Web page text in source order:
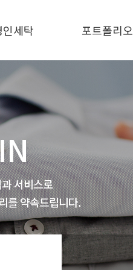
세탁
인세탁
포트폴리오
서비스로
를 약속드립니다.